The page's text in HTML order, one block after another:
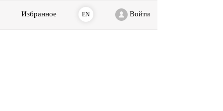
Избранное EN Войти